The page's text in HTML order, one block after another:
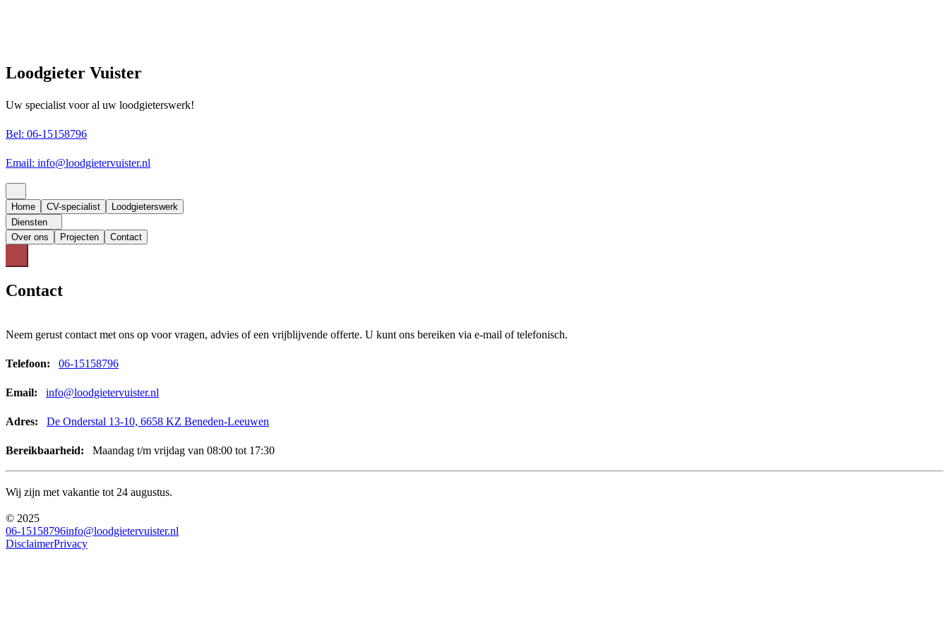
Loodgieter Vuister
Uw specialist voor al uw loodgieterswerk!
Bel: 06-15158796
Email: info@loodgietervuister.nl
Home CV-specialist
Loodgieterswerk
Diensten
Over ons
Projecten Contact
Contact
Neem gerust contact met ons op voor vragen, advies of een vrijblijvende offerte. U kunt ons bereiken via e-mail of telefonisch.
Telefoon: 06-15158796
Email: info@loodgietervuister.nl
Adres: De Onderstal 13-10, 6658 KZ Beneden-Leeuwen
Bereikbaarheid: Maandag t/m vrijdag van 08:00 tot 17:30
Wij zijn met vakantie tot 24 augustus.
© 2025
06-15158796info@loodgietervuister.nl
DisclaimerPrivacy